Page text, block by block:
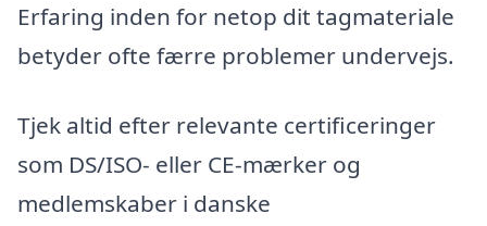
Erfaring inden for netop dit tagmateriale
betyder ofte færre problemer undervejs.
Tjek altid efter relevante certificeringer
som DS/ISO- eller CE-mærker og
medlemskaber i danske